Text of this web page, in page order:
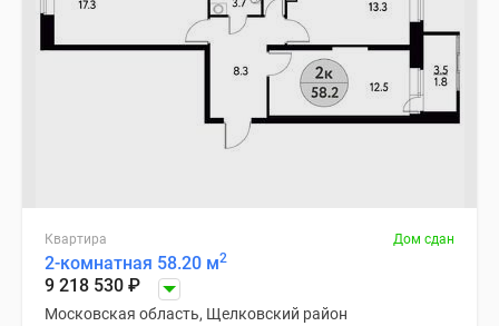
Квартира Дом сдан
2-комнатная 58.20 м2
9 218 530 ₽
Московская область, Щелковский район